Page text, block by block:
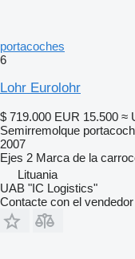
portacoches
6
Lohr Eurolohr
$ 719.000 EUR 15.500 ≈
Semirremolque
2007
Ejes 2 Marca de la
Lituania
UAB "IC Logistics"
Contacte con el vendedor